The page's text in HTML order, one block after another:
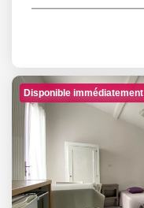
Disponible immédiatement